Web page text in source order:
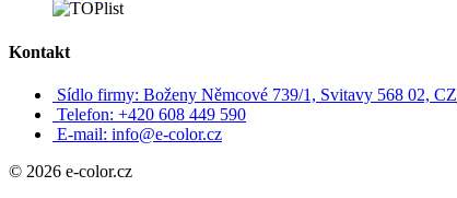
Kontakt
Sídlo firmy: Boženy Němcové 739/1, Svitavy 568 02, CZ
Telefon: +420 608 449 590
E-mail: info@e-color.cz
© 2026 e-color.cz